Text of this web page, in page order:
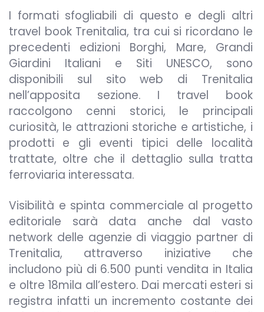
I formati sfogliabili di questo e degli altri
travel book Trenitalia, tra cui si ricordano le
precedenti edizioni Borghi, Mare, Grandi
Giardini Italiani e Siti UNESCO, sono
disponibili sul sito web di Trenitalia
nell’apposita sezione. I travel book
raccolgono cenni storici, le principali
curiosità, le attrazioni storiche e artistiche, i
prodotti e gli eventi tipici delle località
trattate, oltre che il dettaglio sulla tratta
ferroviaria interessata.
Visibilità e spinta commerciale al progetto
editoriale sarà data anche dal vasto
network delle agenzie di viaggio partner di
Trenitalia, attraverso iniziative che
includono più di 6.500 punti vendita in Italia
e oltre 18mila all’estero. Dai mercati esteri si
registra infatti un incremento costante dei